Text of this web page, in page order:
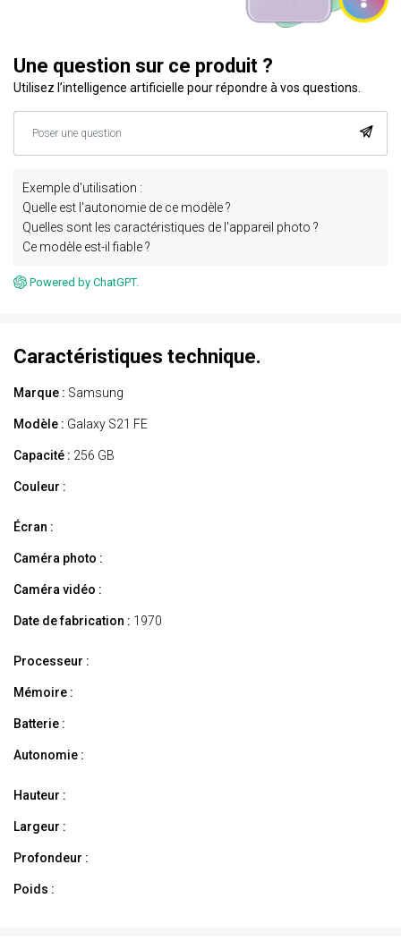
Une question sur ce produit ?
Utilisez l’intelligence artificielle pour répondre à vos questions.
Exemple d'utilisation :
Quelle est l'autonomie de ce modèle ?
Quelles sont les caractéristiques de l'appareil photo ?
Ce modèle est-il fiable ?
Powered by ChatGPT.
Caractéristiques technique.
Marque : Samsung
Modèle : Galaxy S21 FE
Capacité : 256 GB
Couleur :
Écran :
Caméra photo :
Caméra vidéo :
Date de fabrication : 1970
Processeur :
Mémoire :
Batterie :
Autonomie :
Hauteur :
Largeur :
Profondeur :
Poids :